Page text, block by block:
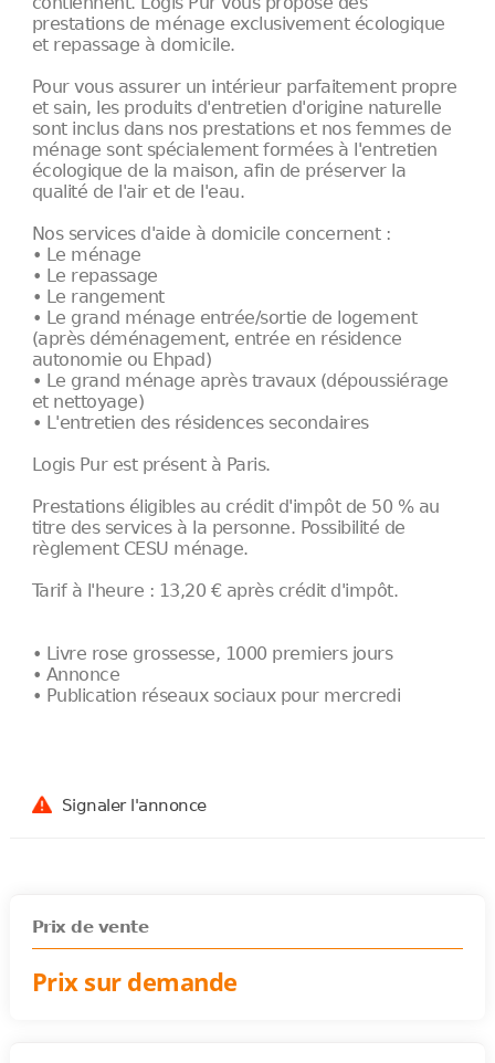
prestations de ménage exclusivement écologique
et repassage à domicile.
Pour vous assurer un intérieur parfaitement propre
et sain, les produits d'entretien d'origine naturelle
sont inclus dans nos prestations et nos femmes de
ménage sont spécialement formées à l'entretien
écologique de la maison, afin de préserver la
qualité de l'air et de l'eau.
Nos services d'aide à domicile concernent :
• Le ménage
• Le repassage
• Le rangement
• Le grand ménage entrée/sortie de logement
(après déménagement, entrée en résidence
autonomie ou Ehpad)
• Le grand ménage après travaux (dépoussiérage
et nettoyage)
• L'entretien des résidences secondaires
Logis Pur est présent à Paris.
Prestations éligibles au crédit d'impôt de 50 % au
titre des services à la personne. Possibilité de
règlement CESU ménage.
Tarif à l'heure : 13,20 € après crédit d'impôt.
• Livre rose grossesse, 1000 premiers jours
• Annonce
• Publication réseaux sociaux pour mercredi
Signaler l'annonce
Prix de vente
Prix sur demande